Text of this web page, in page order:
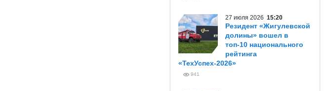
27 июля 2026 15:20
Резидент «Жигулевской
долины» вошел в
топ-10 национального
рейтинга
«ТехУспех-2026»
941